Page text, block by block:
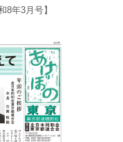
年3月号】